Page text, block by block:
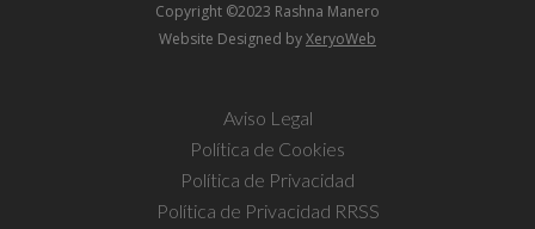
Copyright ©2023 Rashna Manero
Website Designed byXeryoWeb
Aviso Legal
Política de Cookies
Política de Privacidad
Política de Privacidad RRSS